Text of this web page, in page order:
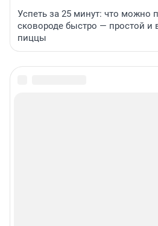
Успеть за 25 минут: что можно
сковороде быстро — простой и
пиццы